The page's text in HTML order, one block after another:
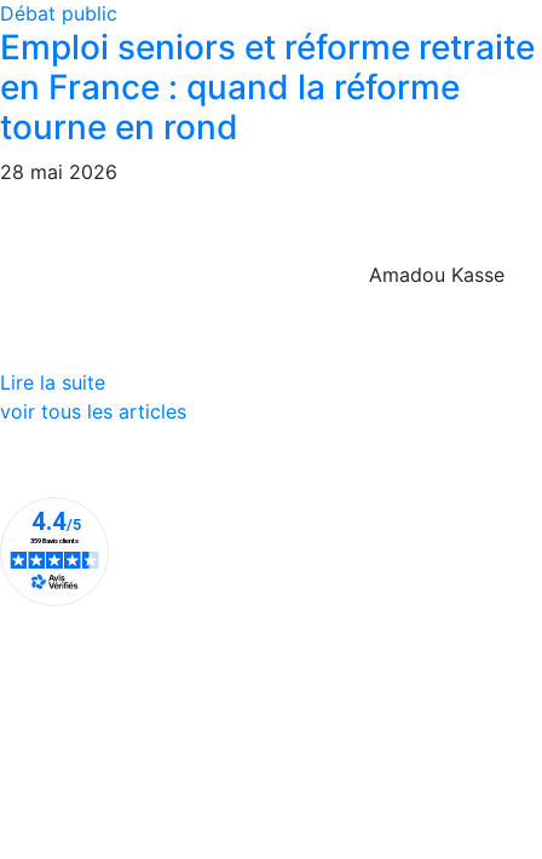
Débat public
Emploi seniors et réforme retraite
en France : quand la réforme
tourne en rond
28 mai 2026
Amadou Kasse
Lire la suite
voir tous les articles